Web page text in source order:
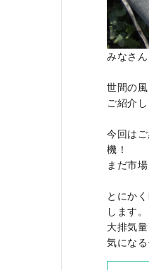
メールでのお問い
info@agriz.net
FAXでのご注文
0739-72-453224時
みなさ
世間の
ご紹介
今回は
機！
まだ市
とにか
します。
大排気
気にな